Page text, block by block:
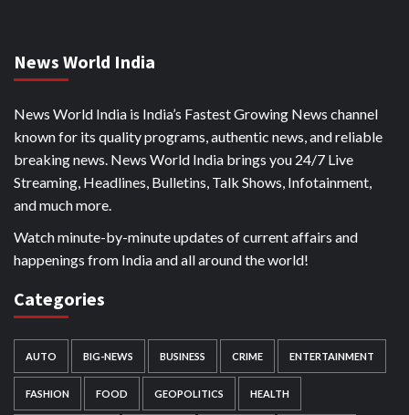
News World India
News World India is India’s Fastest Growing News channel
known for its quality programs, authentic news, and reliable
breaking news. News World India brings you 24/7 Live
Streaming, Headlines, Bulletins, Talk Shows, Infotainment,
and much more.
Watch minute-by-minute updates of current affairs and
happenings from India and all around the world!
Categories
AUTO BIG-NEWS BUSINESS CRIME ENTERTAINMENT
FASHION FOOD GEOPOLITICS HEALTH